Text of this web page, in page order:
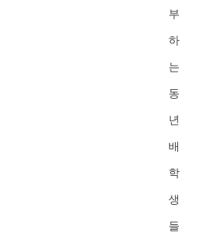
부
하
는
동
년
배
학
생
들